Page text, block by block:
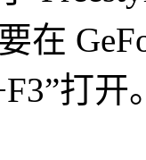
在
打